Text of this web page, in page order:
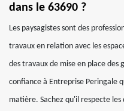
dans le 63690 ?
Les paysagistes sont des
travaux en relation avec les
des travaux de mise en place des
confiance à Entreprise Peringale
matière. Sachez qu'il respecte